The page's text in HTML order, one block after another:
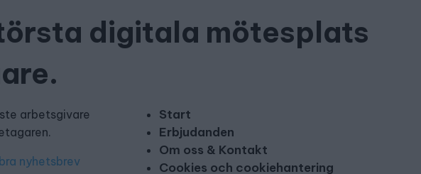
digitala mötesplats
arbetsgivare
nyhetsbrev
Start
Erbjudanden
Om oss & Kontakt
Cookies och cookiehantering